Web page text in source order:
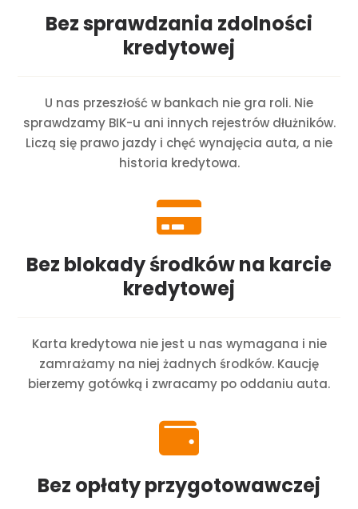
Bez sprawdzania zdolności
kredytowej
U nas przeszłość w bankach nie gra roli. Nie
sprawdzamy BIK-u ani innych rejestrów dłużników.
Liczą się prawo jazdy i chęć wynajęcia auta, a nie
historia kredytowa.

Bez blokady środków na karcie
kredytowej
Karta kredytowa nie jest u nas wymagana i nie
zamrażamy na niej żadnych środków. Kaucję
bierzemy gotówką i zwracamy po oddaniu auta.

Bez opłaty przygotowawczej